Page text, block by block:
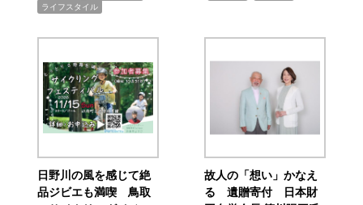
ライフスタイル
日野川の風を感じて絶
品ジビエも満喫 鳥取
故人の「想い」かなえ
る 遺贈寄付 日本財